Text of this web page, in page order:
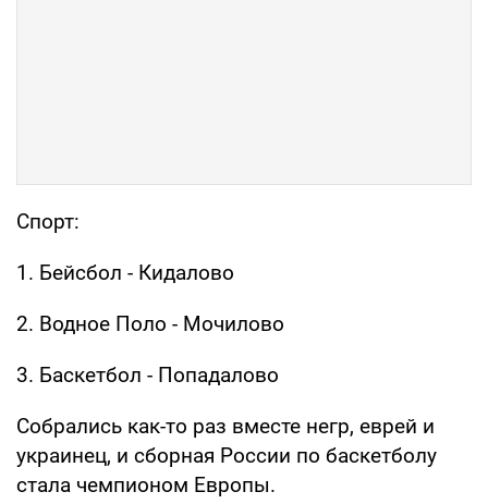
Спорт:
1. Бейсбол - Кидалово
2. Водное Поло - Мочилово
3. Баскетбол - Попадалово
Собрались как-то раз вместе негр, еврей и
украинец, и сборная России по баскетболу
стала чемпионом Европы.